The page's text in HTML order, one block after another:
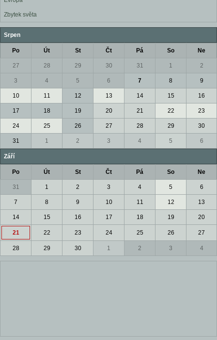
Zbytek světa
Srpen
Po Út St Čt Pá So Ne
27 28 29 30 31 1 2
3 4 5 6 7 8 9
10 11 12 13 14 15 16
17 18 19 20 21 22 23
24 25 26 27 28 29 30
31 1 2 3 4 5 6
Září
Po Út St Čt Pá So Ne
31 1 2 3 4 5 6
7 8 9 10 11 12 13
14 15 16 17 18 19 20
21 22 23 24 25 26 27
28 29 30 1 2 3 4